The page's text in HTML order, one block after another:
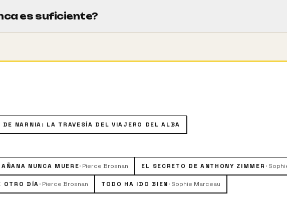
es suficiente?
atraerá la atención de la prensa internacional y también de su
impide sentir dolor físico y cuya única obsesión es la venganza.
DE NARNIA: LA TRAVESÍA DEL VIAJERO DEL ALBA
NUNCA MUERE· Pierce Brosnan EL SECRETO DE ANTHONY ZIMMER ·
OTRO DÍA· Pierce Brosnan TODO HA IDO BIEN· Sophie Marceau